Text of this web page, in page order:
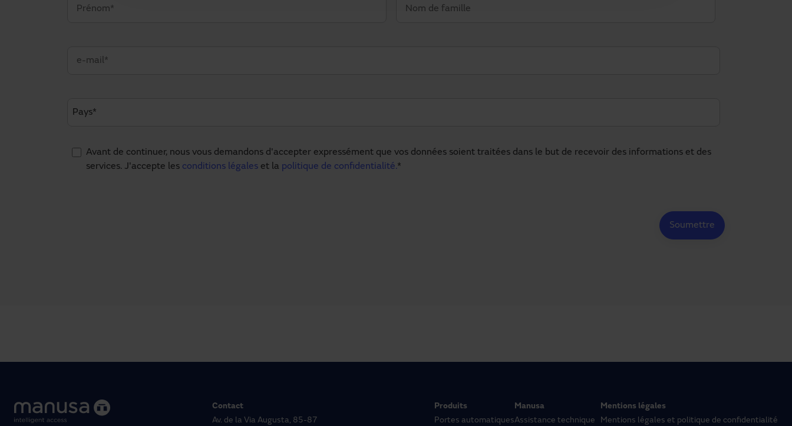
Avant de continuer, nous vous demandons d'accepter expressément que vos données soient traitées dans le but de recevoir des informations et des
services. J'accepte les conditions légales et la politique de confidentialité.*
Contact
Av. de la Via Augusta, 85-87
Produits
Portes automatiques
Manusa
Assistance technique
Mentions légales
Mentions légales et politique de confidentialité